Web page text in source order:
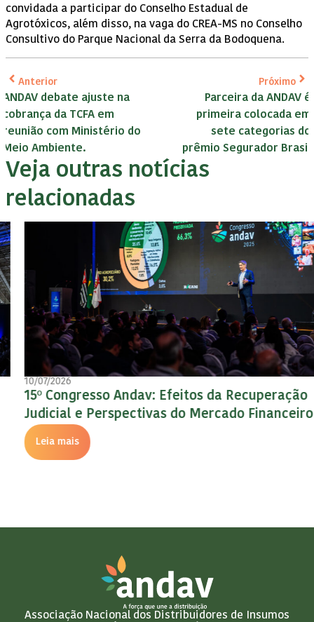
convidada a participar do Conselho Estadual de
Agrotóxicos, além disso, na vaga do CREA-MS no Conselho
Consultivo do Parque Nacional da Serra da Bodoquena.
Anterior
ANDAV debate ajuste na
cobrança da TCFA em
reunião com Ministério do
Meio Ambiente.
Próximo
Parceira da ANDAV é
primeira colocada em
sete categorias do
prêmio Segurador Brasil
Veja outras notícias
relacionadas
10/07/2026
15º Congresso Andav: Efeitos da Recuperação
Judicial e Perspectivas do Mercado Financeiro
Leia mais
Associação Nacional dos Distribuidores de Insumos